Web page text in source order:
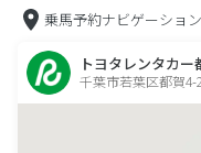
乗馬予約ナビゲーショ
トヨタレンタカー
千葉市若葉区都賀4-